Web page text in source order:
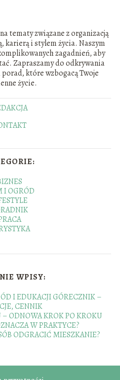
tematy związane z organizacją
karierą i stylem życia. Naszym
zagadnień, aby
Zapraszamy do odkrywania
które wzbogacą Twoje
życie.
I OGRÓD
WPISY:
I EDUKACJI GÓRECZNIK –
CENNIK
ODNOWA KROK PO KROKU
W PRAKTYCE?
ODGRACIĆ MIESZKANIE?